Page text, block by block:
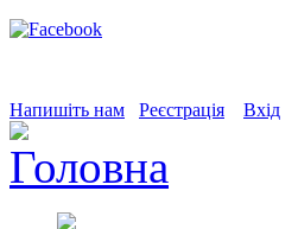
Напишіть нам Реєстрація Вхід